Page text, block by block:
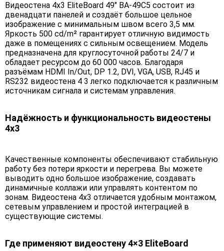
Видеостена 4х3 EliteBoard 49" BA-49C5 состоит из
двенадцати панелей и создаёт большое цельное
изображение с минимальным швом всего 3,5 мм.
Яркость 500 cd/m² гарантирует отличную видимость
даже в помещениях с сильным освещением. Модель
предназначена для круглосуточной работы 24/7 и
обладает ресурсом до 60 000 часов. Благодаря
разъёмам HDMI In/Out, DP 1.2, DVI, VGA, USB, RJ45 и
RS232 видеостена 4 3 легко подключается к различным
источникам сигнала и системам управления.
Надёжность и функциональность видеостены
4х3
Качественные компоненты обеспечивают стабильную
работу без потери яркости и перегрева. Вы можете
выводить одно большое изображение, создавать
динамичные коллажи или управлять контентом по
зонам. Видеостена 4х3 отличается удобным монтажом,
сетевым управлением и простой интеграцией в
существующие системы.
Где применяют видеостену 4×3 EliteBoard